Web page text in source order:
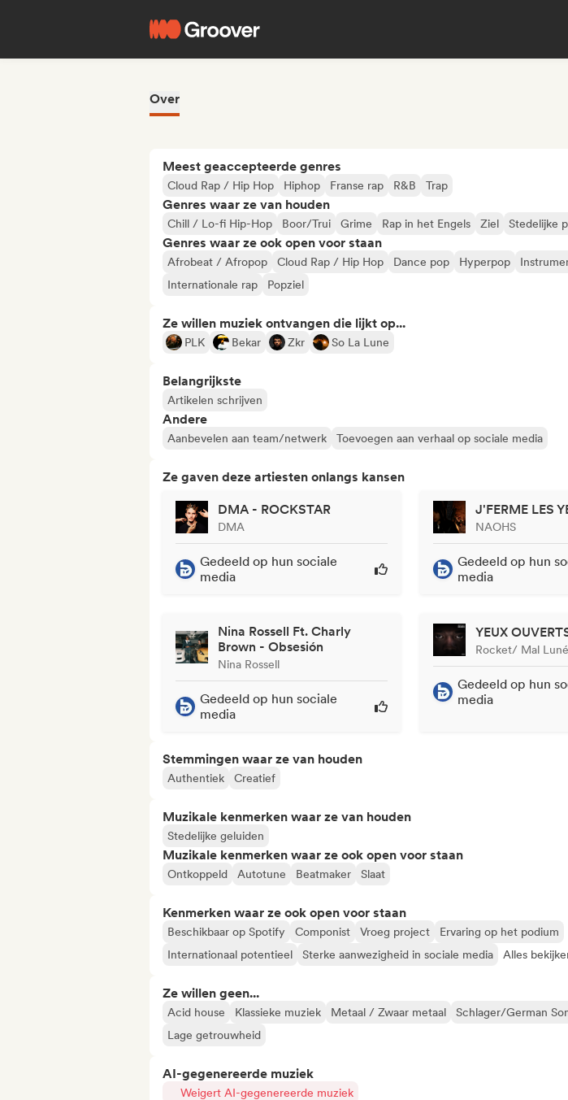
Over
Meest geaccepteerde genres
Cloud Rap / Hip Hop Hiphop Franse rap R&B Trap
Genres waar ze van houden
Chill / Lo-fi Hip-Hop Boor/Trui Grime Rap in het Engels Ziel Stedelijke
Genres waar ze ook open voor staan
Afrobeat / Afropop Cloud Rap / Hip Hop Dance pop Hyperpop
Internationale rap
Popziel
Ze willen muziek ontvangen die lijkt op...
PLK Bekar Zkr So La Lune
Belangrijkste
Artikelen schrijven
Andere
Aanbevelen aan team/netwerk Toevoegen aan verhaal op sociale media
Ze gaven deze artiesten onlangs kansen
DMA - ROCKSTAR
DMA
Gedeeld op hun sociale
media
J'FERME LES
NAOHS
Gedeeld op hun
media
Nina Rossell Ft. Charly
Brown - Obsesión
Nina Rossell
Gedeeld op hun sociale
media
YEUX
Rocket/ Mal
Gedeeld op hun
media
Stemmingen waar ze van houden
Authentiek Creatief
Muzikale kenmerken waar ze van houden
Stedelijke geluiden
Muzikale kenmerken waar ze ook open voor staan
Ontkoppeld Autotune Beatmaker Slaat
Kenmerken waar ze ook open voor staan
Beschikbaar op Spotify Componist Vroeg project
Ervaring op het podium
Internationaal potentieel
Sterke aanwezigheid in sociale media Alles
Ze willen geen...
Acid house Klassieke muziek Metaal / Zwaar metaal Schlager/German
Lage getrouwheid
AI-gegenereerde muziek
Weigert AI-gegenereerde muziek